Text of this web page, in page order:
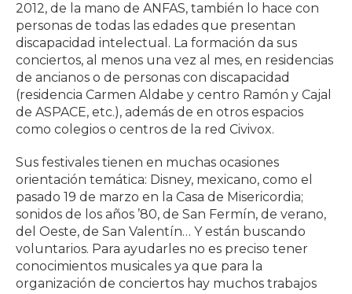
2012, de la mano de ANFAS, también lo hace con
personas de todas las edades que presentan
discapacidad intelectual. La formación da sus
conciertos, al menos una vez al mes, en residencias
de ancianos o de personas con discapacidad
(residencia Carmen Aldabe y centro Ramón y Cajal
de ASPACE, etc.), además de en otros espacios
como colegios o centros de la red Civivox.
Sus festivales tienen en muchas ocasiones
orientación temática: Disney, mexicano, como el
pasado 19 de marzo en la Casa de Misericordia;
sonidos de los años ’80, de San Fermín, de verano,
del Oeste, de San Valentín… Y están buscando
voluntarios. Para ayudarles no es preciso tener
conocimientos musicales ya que para la
organización de conciertos hay muchos trabajos